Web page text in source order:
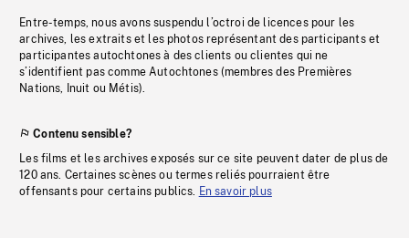
Entre-temps, nous avons suspendu l’octroi de licences pour les
archives, les extraits et les photos représentant des participants et
participantes autochtones à des clients ou clientes qui ne
s’identifient pas comme Autochtones (membres des Premières
Nations, Inuit ou Métis).
Contenu sensible?
Les films et les archives exposés sur ce site peuvent dater de plus de
120 ans. Certaines scènes ou termes reliés pourraient être
offensants pour certains publics. En savoir plus